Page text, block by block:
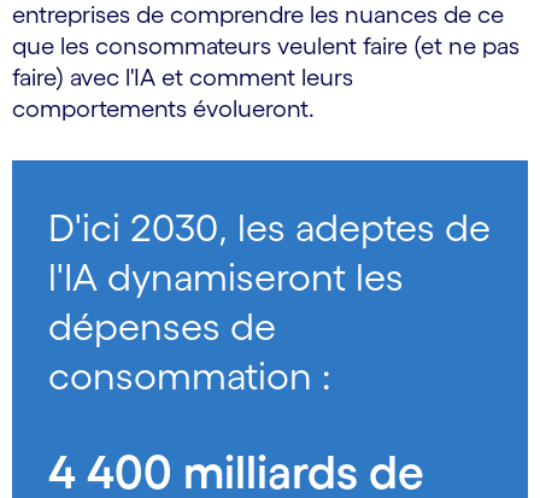
entreprises de comprendre les nuances de ce
que les consommateurs veulent faire (et ne pas
faire) avec l'IA et comment leurs
comportements évolueront.
D'ici 2030, les adeptes de
l'IA dynamiseront les
dépenses de
consommation :
4 400 milliards de